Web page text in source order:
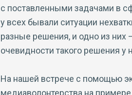
с поставленными задачами в
у всех бывали ситуации
разные решения, и одно из них
очевидности такого решения
На нашей встрече с помощью